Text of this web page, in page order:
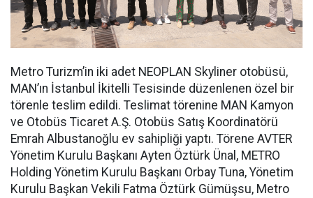
Metro Turizm’in iki adet NEOPLAN Skyliner otobüsü,
MAN’ın İstanbul İkitelli Tesisinde düzenlenen özel bir
törenle teslim edildi. Teslimat törenine MAN Kamyon
ve Otobüs Ticaret A.Ş. Otobüs Satış Koordinatörü
Emrah Albustanoğlu ev sahipliği yaptı. Törene AVTER
Yönetim Kurulu Başkanı Ayten Öztürk Ünal, METRO
Holding Yönetim Kurulu Başkanı Orbay Tuna, Yönetim
Kurulu Başkan Vekili Fatma Öztürk Gümüşsu, Metro